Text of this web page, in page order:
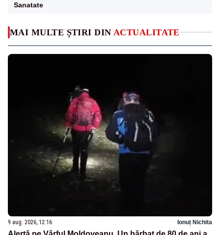
MAI MULTE ȘTIRI DIN ACTUALITATE
9 aug. 2026, 12:16 Ionuț Nichita
Sanatate